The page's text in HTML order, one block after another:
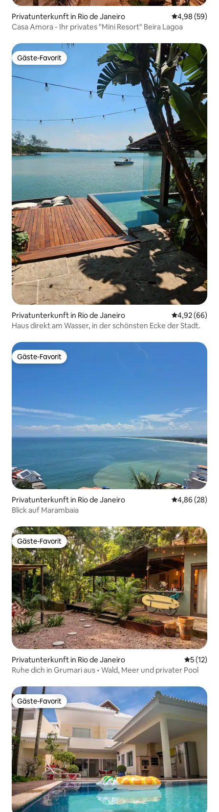
Privatunterkunft in Rio de Janeiro
4,98 (59)
Casa Amora - Ihr privates "Mini Resort" Beira Lagoa
Gäste-Favorit
Gäste-Favorit
Privatunterkunft in Rio de Janeiro
4,92 (66)
Haus direkt am Wasser, in der schönsten Ecke der Stadt.
Gäste-Favorit
Gäste-Favorit
Privatunterkunft in Rio de Janeiro
4,86 (28)
Blick auf Marambaia
Gäste-Favorit
Gäste-Favorit
Privatunterkunft in Rio de Janeiro
5 (12)
Ruhe dich in Grumari aus • Wald, Meer und privater Pool
Gäste-Favorit
Gäste-Favorit